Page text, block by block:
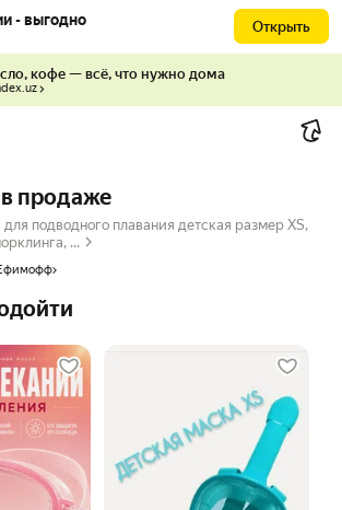
- выгодно Открыть
кофе — всё, что нужно дома
продаже
подводного плавания детская размер XS,
...